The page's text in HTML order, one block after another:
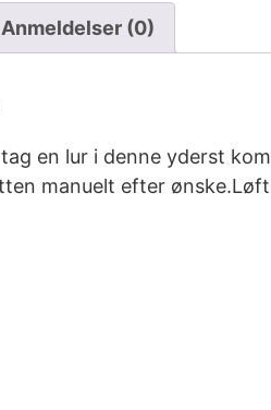
Anmeldelser (0)
en lur i denne yderst
manuelt efter